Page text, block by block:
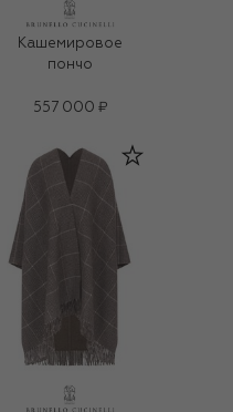
Кашемировое
пончо
557 000 ₽